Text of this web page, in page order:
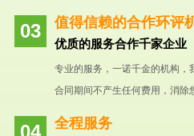
值得信赖的合作环评
优质的服务合作千家企业
专业的服务，一诺千金的机构，
合同期间不产生任何费用，消除
全程服务